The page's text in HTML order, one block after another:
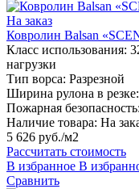
На заказ
Ковролин Balsan
Класс использования:
нагрузки
Тип ворса: Разрезной
Ширина рулона в резке:
Пожарная безопасность:
Наличие товара: На
5 626 руб./м2
Рассчитать стоимость
В избранное В
Сравнить